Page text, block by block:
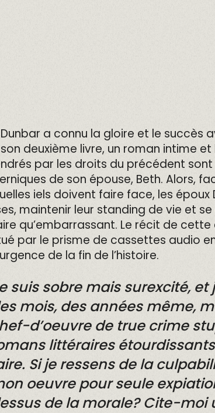
a connu la gloire et le succès
deuxième livre, un roman intime
par les droits du précédent
de son épouse, Beth. Alors,
iels doivent faire face, les
maintenir leur standing de vie et
qu’embarrassant. Le récit de
par le prisme de cassettes audio
de la fin de l’histoire.
suis sobre mais surexcité,
mois, des années même,
d’oeuvre de true crime
littéraires
Si je ressens de la
oeuvre pour seule
de la morale? Cite-moi